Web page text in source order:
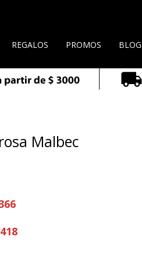
REGALOS PROMOS BLOG
Malbec
418